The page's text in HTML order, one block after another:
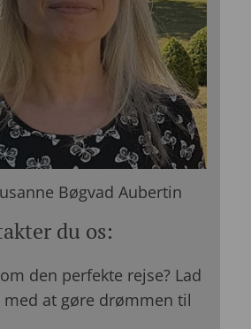
Bøgvad Aubertin
du os:
den perfekte rejse? Lad
at gøre drømmen til